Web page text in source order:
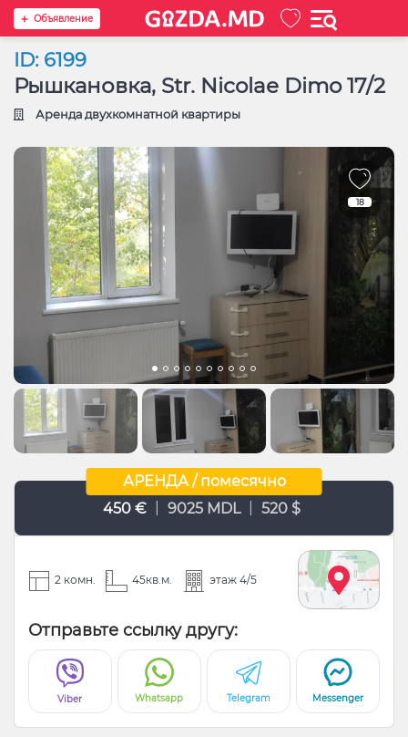
Oбъявление
ID: 6199
Рышкановка, Str. Nicolae Dimo 17/2
Аренда двухкомнатной квартиры
18
АРЕНДА / помесячно
450 €
9025 MDL 520 $
2 комн. 45кв.м. этаж 4/5
Отправьте ссылку другу:
Viber Whatsapp Telegram Messenger